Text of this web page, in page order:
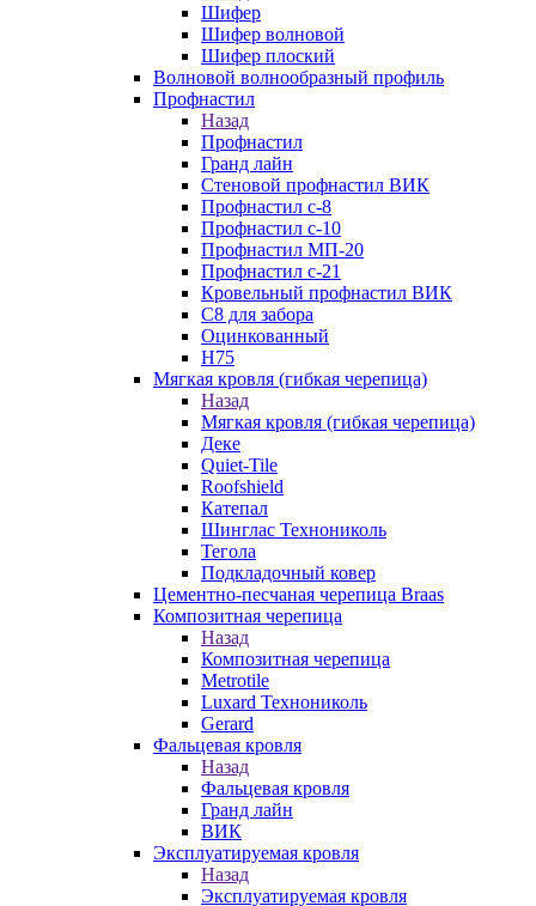
Шифер
Шифер волновой
Шифер плоский
Волновой волнообразный профиль
Профнастил
Назад
Профнастил
Гранд лайн
Стеновой профнастил ВИК
Профнастил с-8
Профнастил с-10
Профнастил МП-20
Профнастил с-21
Кровельный профнастил ВИК
С8 для забора
Оцинкованный
Н75
Мягкая кровля (гибкая черепица)
Назад
Мягкая кровля (гибкая черепица)
Деке
Quiet-Tile
Roofshield
Катепал
Шинглас Технониколь
Тегола
Подкладочный ковер
Цементно-песчаная черепица Braas
Композитная черепица
Назад
Композитная черепица
Metrotile
Luxard Технониколь
Gerard
Фальцевая кровля
Назад
Фальцевая кровля
Гранд лайн
ВИК
Эксплуатируемая кровля
Назад
Эксплуатируемая кровля